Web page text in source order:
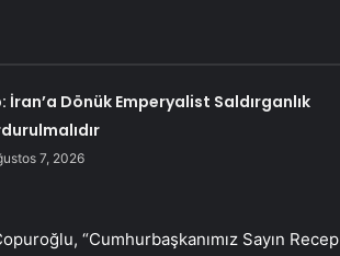
İran’a Dönük Emperyalist Saldırganlık
7, 2026
“Cumhurbaşkanımız Sayın Recep